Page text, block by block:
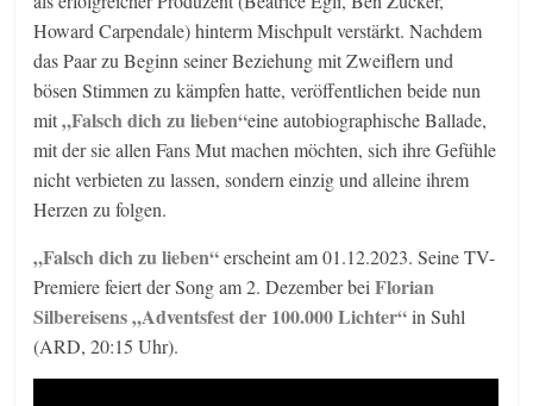
Howard Carpendale) hinterm Mischpult verstärkt. Nachdem
das Paar zu Beginn seiner Beziehung mit Zweiflern und
bösen Stimmen zu kämpfen hatte, veröffentlichen beide nun
mit„Falsch dich zu lieben“eine autobiographische Ballade,
mit der sie allen Fans Mut machen möchten, sich ihre Gefühle
nicht verbieten zu lassen, sondern einzig und alleine ihrem
Herzen zu folgen.
„Falsch dich zu lieben“erscheint am 01.12.2023. Seine TV-
Premiere feiert der Song am 2. Dezember beiFlorian
Silbereisens „Adventsfest der 100.000 Lichter“in Suhl
(ARD, 20:15 Uhr).